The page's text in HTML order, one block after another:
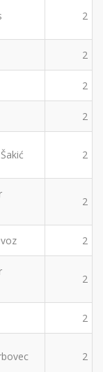
2
2
2
2
2
2
2
2
2
2